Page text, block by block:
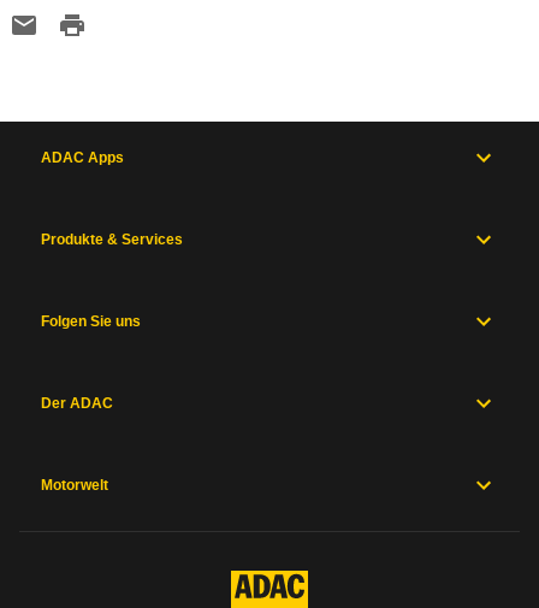
ADAC Apps
Produkte & Services
Folgen Sie uns
Der ADAC
Motorwelt